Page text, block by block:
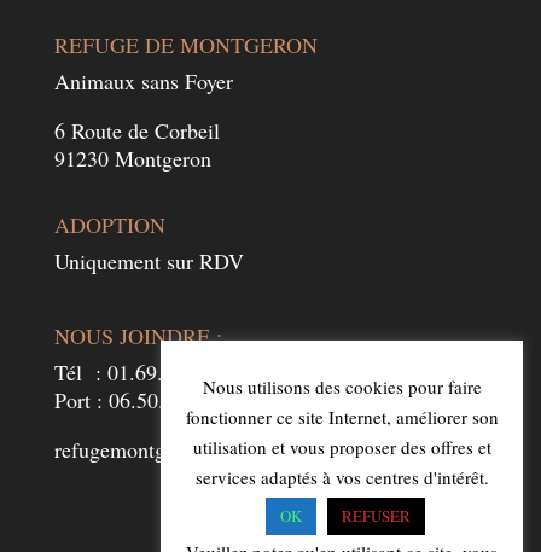
REFUGE DE MONTGERON
Animaux sans Foyer
6 Route de Corbeil
91230 Montgeron
ADOPTION
Uniquement sur RDV
NOUS JOINDRE :
Tél : 01.69.52.24.73
Port : 06.50.99.36.74
refugemontgeron.asf91230@gmail.com
Nous utilisons des cookies pour faire
fonctionner ce site Internet, améliorer son
utilisation et vous proposer des offres et
services adaptés à vos centres d'intérêt.
OK REFUSER